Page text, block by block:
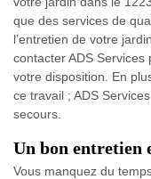
que des services de
l’entretien de votre
contacter ADS
votre disposition. En
ce travail ; ADS
secours.
Un bon entretien
Vous manquez du